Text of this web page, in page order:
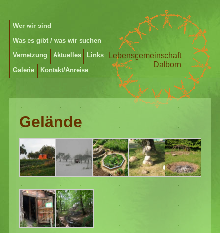
Lebensgemeinschaft
Dalborn
Wer wir sind
Was es gibt / was wir suchen
Vernetzung
Aktuelles
Links
Galerie
Kontakt/Anreise
Gelände